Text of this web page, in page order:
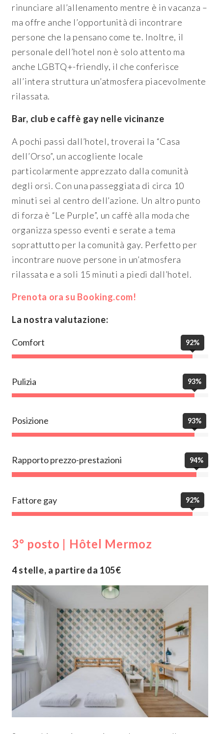
rinunciare all’allenamento mentre è in vacanza –
ma offre anche l’opportunità di incontrare
persone che la pensano come te. Inoltre, il
personale dell’hotel non è solo attento ma
anche LGBTQ+-friendly, il che conferisce
all’intera struttura un’atmosfera piacevolmente
rilassata.
Bar, club e caffè gay nelle vicinanze
A pochi passi dall’hotel, troverai la “Casa
dell’Orso”, un accogliente locale
particolarmente apprezzato dalla comunità
degli orsi. Con una passeggiata di circa 10
minuti sei al centro dell’azione. Un altro punto
di forza è “Le Purple”, un caffè alla moda che
organizza spesso eventi e serate a tema
soprattutto per la comunità gay. Perfetto per
incontrare nuove persone in un’atmosfera
rilassata e a soli 15 minuti a piedi dall’hotel.
Prenota ora su Booking.com!
La nostra valutazione:
Comfort 92%
Pulizia 93%
Posizione 93%
Rapporto prezzo-prestazioni 94%
Fattore gay 92%
3° posto | Hôtel Mermoz
4 stelle, a partire da 105€